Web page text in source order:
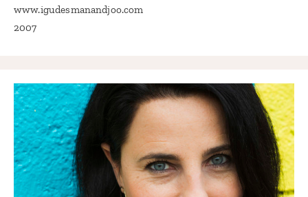
www.igudesmanandjoo.com
2007